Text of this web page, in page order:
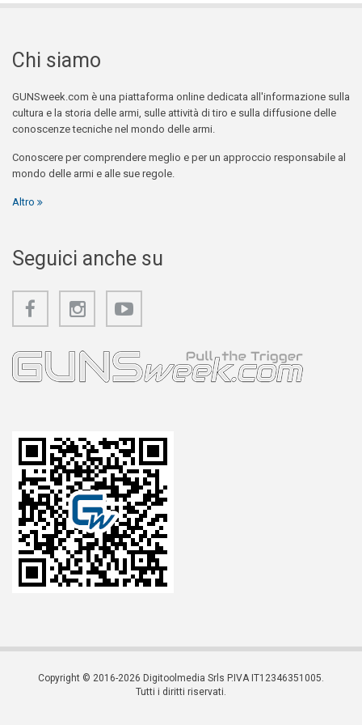
Chi siamo
GUNSweek.com è una piattaforma online dedicata all'informazione sulla
cultura e la storia delle armi, sulle attività di tiro e sulla diffusione delle
conoscenze tecniche nel mondo delle armi.
Conoscere per comprendere meglio e per un approccio responsabile al
mondo delle armi e alle sue regole.
Altro
Seguici anche su
Copyright © 2016-2026 Digitoolmedia Srls P.IVA IT12346351005.
Tutti i diritti riservati.